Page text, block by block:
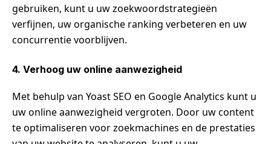
gebruiken, kunt u uw zoekwoordstrategieën
verfijnen, uw organische ranking verbeteren en uw
concurrentie voorblijven.
4. Verhoog uw online aanwezigheid
Met behulp van Yoast SEO en Google Analytics kunt u
uw online aanwezigheid vergroten. Door uw content
te optimaliseren voor zoekmachines en de prestaties